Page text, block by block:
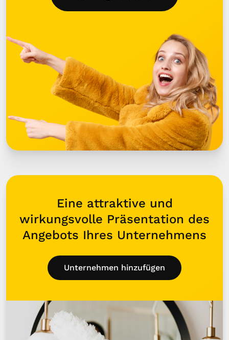
Eine attraktive und
wirkungsvolle Präsentation des
Angebots Ihres Unternehmens
Unternehmen hinzufügen